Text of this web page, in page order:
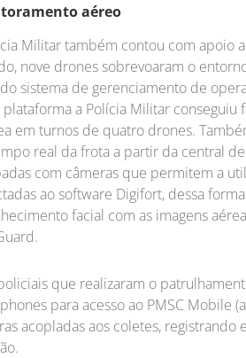
aéreo
Militar também contou com apoio
nove drones sobrevoaram o
sistema de gerenciamento de
plataforma a Polícia Militar
em turnos de quatro drones.
real da frota a partir da central
com câmeras que permitem a
ao software Digifort, dessa
facial com as imagens
que realizaram o
para acesso ao PMSC Mobile
acopladas aos coletes,